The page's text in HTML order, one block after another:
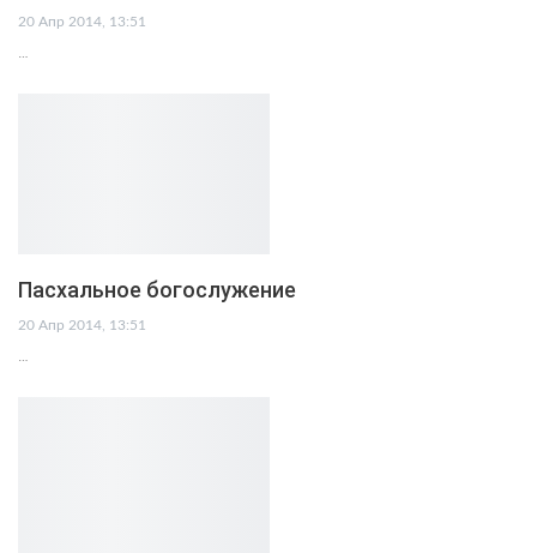
20 Апр 2014, 13:51
Пасхальное богослужение
20 Апр 2014, 13:51
…